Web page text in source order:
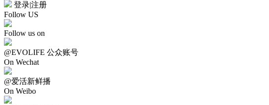
登录|注册
Follow US
Follow us on
@EVOLIFE 公众账号
On Wechat
@爱活新鲜播
On Weibo